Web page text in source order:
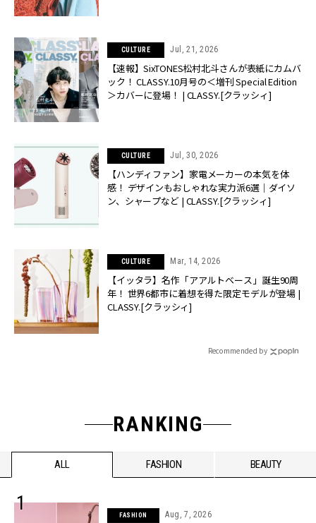
CULTURE Jul, 21, 2026
【速報】SixTONES松村北斗さんが表紙にカムバ
ック！ CLASSY.10月号の＜増刊 Special Edition
＞カバーに登場！ | CLASSY.[クラッシィ]
CULTURE Jul, 30, 2026
【ハンディファン】家電メーカーの本気を体
感！ デザインもおしゃれな実力派6選｜ダイソ
ン、シャープなど | CLASSY.[クラッシィ]
CULTURE Mar, 14, 2026
【イッタラ】名作「アアルトベース」誕生90周
年！ 世界6都市に着想を得た限定モデルが登場 |
CLASSY.[クラッシィ]
Recommended by
RANKING
ALL FASHION BEAUTY
FASHION Aug, 7, 2026